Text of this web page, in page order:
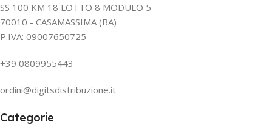
SS 100 KM 18 LOTTO 8 MODULO 5
70010 - CASAMASSIMA (BA)
P.IVA: 09007650725
+39 0809955443
ordini@digitsdistribuzione.it
Categorie